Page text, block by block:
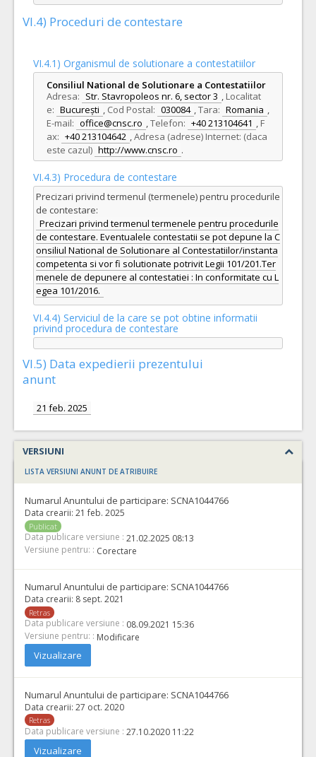
VI.4) Proceduri de contestare
VI.4.1) Organismul de solutionare a contestatiilor
Consiliul National de Solutionare a Contestatiilor
Adresa: Str. Stavropoleos nr. 6, sector 3 , Localitat
e: București , Cod Postal: 030084 ,Tara: Romania ,
E-mail: office@cnsc.ro ,Telefon: +40 213104641 , F
ax: +40 213104642 ,Adresa (adrese) Internet: (daca
este cazul) http://www.cnsc.ro .
VI.4.3) Procedura de contestare
Precizari privind termenul (termenele) pentru procedurile
de contestare:
Precizari privind termenul termenele pentru procedurile
de contestare. Eventualele contestatii se pot depune la C
onsiliul National de Solutionare al Contestatiilor/instanta
competenta si vor fi solutionate potrivit Legii 101/201.Ter
menele de depunere al contestatiei : In conformitate cu L
egea 101/2016.
VI.4.4) Serviciul de la care se pot obtine informatii
privind procedura de contestare
VI.5) Data expedierii prezentului
anunt
21 feb. 2025
VERSIUNI
LISTA VERSIUNI ANUNT DE ATRIBUIRE
Numarul Anuntului de participare: SCNA1044766
Data crearii: 21 feb. 2025
Publicat
Data publicare versiune : 21.02.2025 08:13
Versiune pentru: : Corectare
Numarul Anuntului de participare: SCNA1044766
Data crearii: 8 sept. 2021
Retras
Data publicare versiune : 08.09.2021 15:36
Versiune pentru: : Modificare
Vizualizare
Numarul Anuntului de participare: SCNA1044766
Data crearii: 27 oct. 2020
Retras
Data publicare versiune : 27.10.2020 11:22
Vizualizare